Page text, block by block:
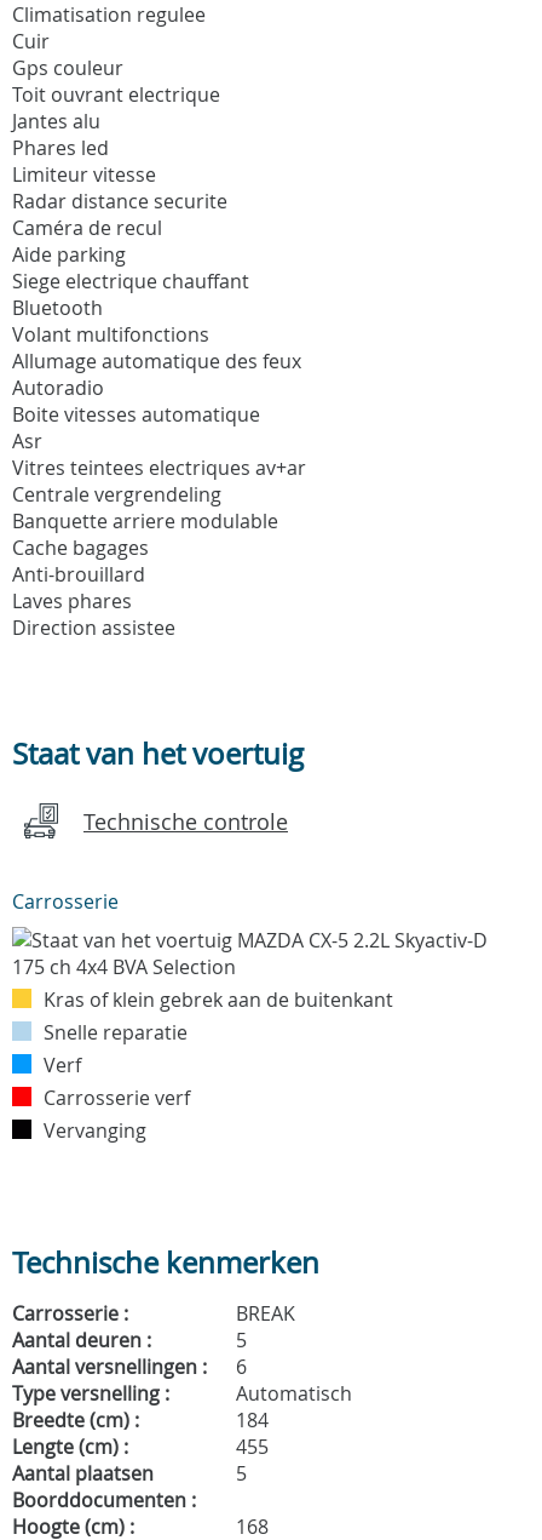
Climatisation regulee
Cuir
Gps couleur
Toit ouvrant electrique
Jantes alu
Phares led
Limiteur vitesse
Radar distance securite
Caméra de recul
Aide parking
Siege electrique chauffant
Bluetooth
Volant multifonctions
Allumage automatique des feux
Autoradio
Boite vitesses automatique
Asr
Vitres teintees electriques av+ar
Centrale vergrendeling
Banquette arriere modulable
Cache bagages
Anti-brouillard
Laves phares
Direction assistee
Staat van het voertuig
Technische controle
Carrosserie
Kras of klein gebrek aan de buitenkant
Snelle reparatie
Verf
Carrosserie verf
Vervanging
Technische kenmerken
Carrosserie :
BREAK
Aantal deuren :
5
Aantal versnellingen :
6
Type versnelling :
Automatisch
Breedte (cm) :
184
Lengte (cm) :
455
Aantal plaatsen
Boorddocumenten :
5
Hoogte (cm) :
168